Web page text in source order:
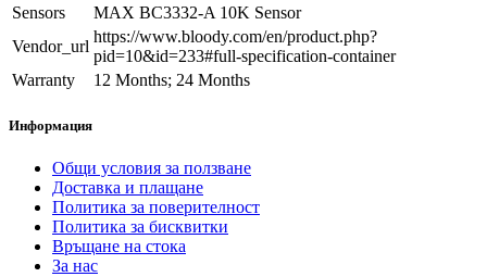
Sensors
MAX BC3332-A 10K Sensor
Vendor_url
https://www.bloody.com/en/product.php?
pid=10&id=233#full-specification-container
Warranty
12 Months; 24 Months
Информация
Общи условия за ползване
Доставка и плащане
Политика за поверителност
Политика за бисквитки
Връщане на стока
За нас